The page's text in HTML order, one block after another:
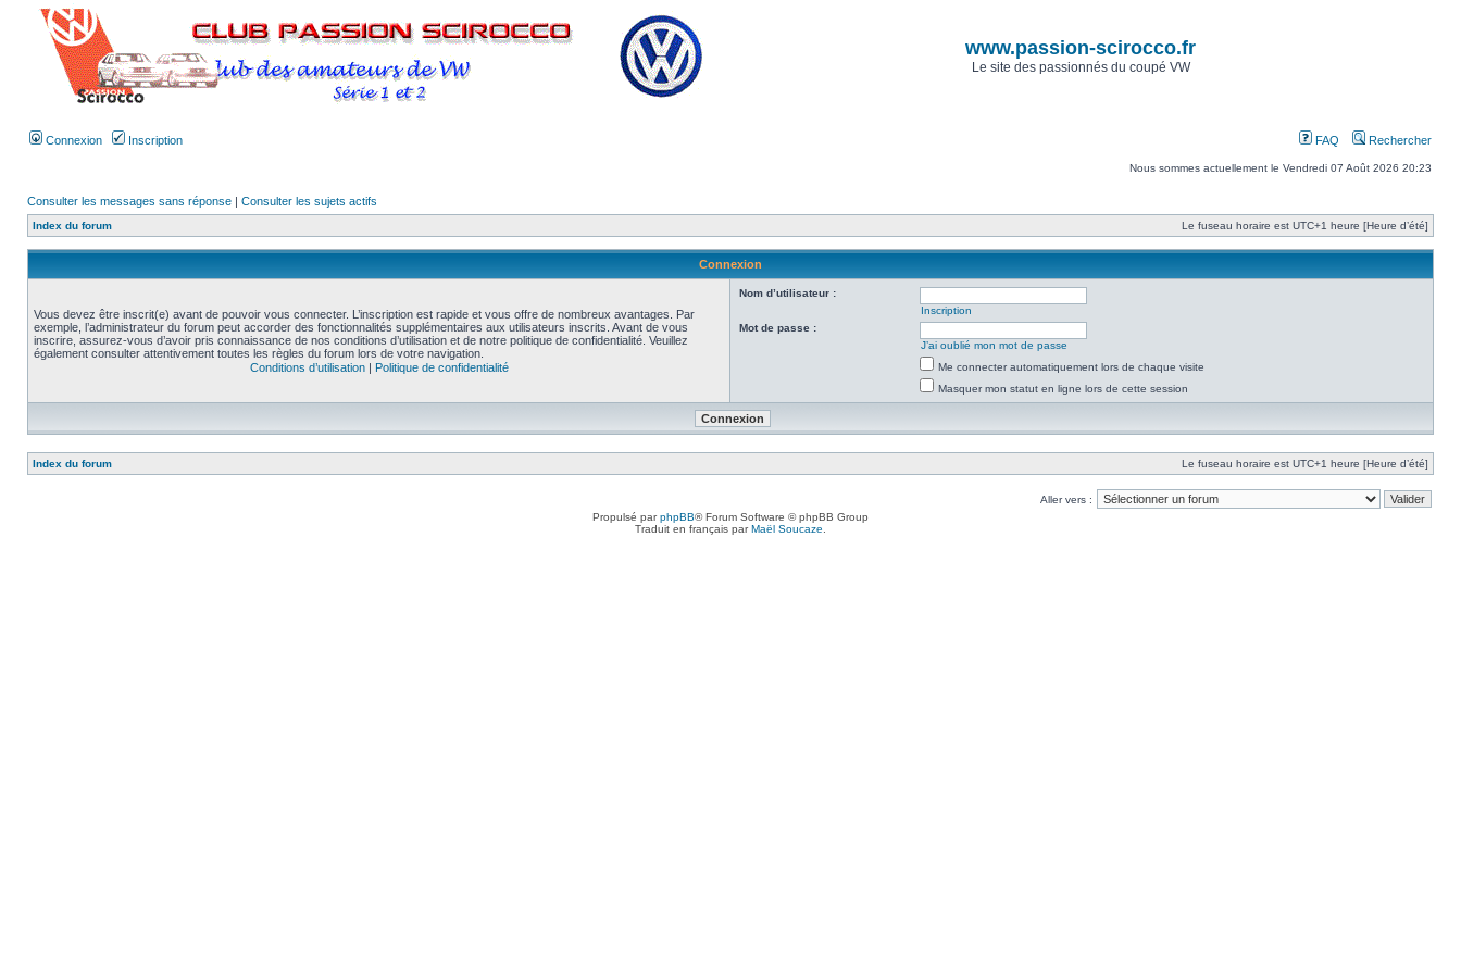
www.passion-scirocco.fr
Le site des passionnés du coupé VW
Connexion Inscription FAQ Rechercher
Nous sommes actuellement le Vendredi 07 Août 2026 20:23
Consulter les messages sans réponse | Consulter les sujets actifs
Index du forum Le fuseau horaire est UTC+1 heure [Heure d’été]
Connexion
Vous devez être inscrit(e) avant de pouvoir vous connecter. L’inscription est rapide et vous offre de nombreux avantages. Par
exemple, l’administrateur du forum peut accorder des fonctionnalités supplémentaires aux utilisateurs inscrits. Avant de vous
inscrire, assurez-vous d’avoir pris connaissance de nos conditions d’utilisation et de notre politique de confidentialité. Veuillez
également consulter attentivement toutes les règles du forum lors de votre navigation.
Conditions d’utilisation| Politique de confidentialité
Nom d’utilisateur :
Inscription
Mot de passe :
J’ai oublié mon mot de passe
Me connecter automatiquement lors de chaque visite
Masquer mon statut en ligne lors de cette session
Index du forum Le fuseau horaire est UTC+1 heure [Heure d’été]
Aller vers :
Propulsé parphpBB® Forum Software © phpBB Group
Traduit en français parMaël Soucaze